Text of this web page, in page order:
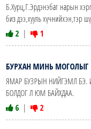
Б.Хурц,Г.Эрдэнэбат нарын
биз дээ,хууль хүчнийхэн,тэр
2 | 1
БУРХАН МИНЬ МОГОЛЫГ
ЯМАР БУЗРЫН НИЙГЭМЛ БЭ.
БОЛДОГ Л ЮМ БАЙХДАА.
6 | 2